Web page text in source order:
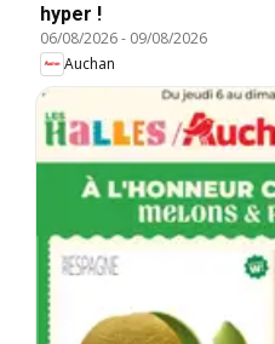
hyper !
06/08/2026- 09/08/2026
Auchan